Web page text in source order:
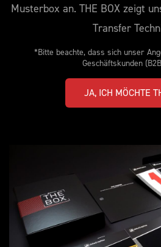
Musterbox an. THE BOX zeigt
Transfer
*Bitte beachte, dass sich unser
Geschäftskunden
JA, ICH MÖCHTE